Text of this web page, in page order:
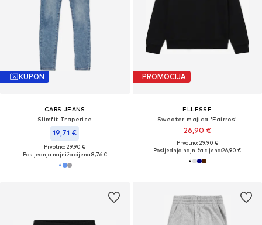
KUPON
CARS JEANS
Slimfit Traperice
19,71 €
Prvotno: 29,90 €
Posljednja najniža cijena:8,76 €
PROMOCIJA
ELLESSE
Sweater majica 'Fairros'
26,90 €
Prvotno: 29,90 €
Posljednja najniža cijena:26,90 €